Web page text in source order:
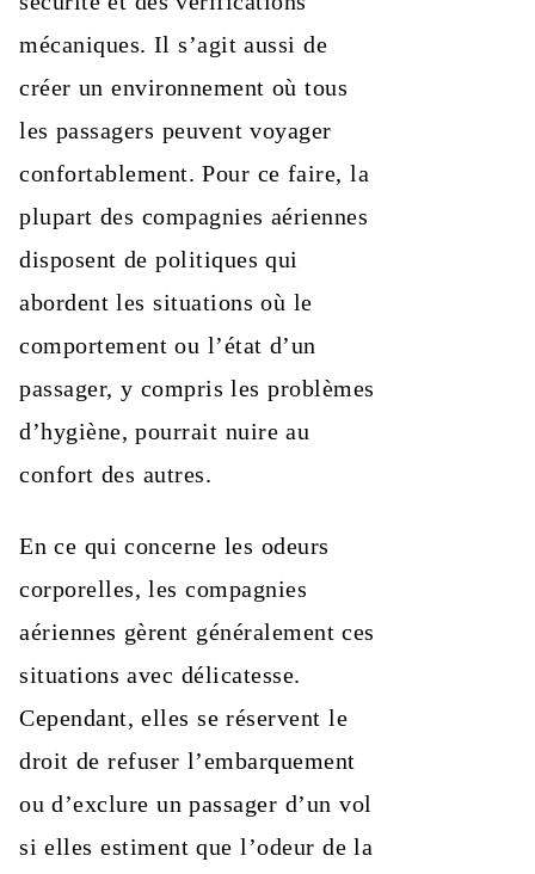
mécaniques. Il s’agit aussi de
créer un environnement où tous
les passagers peuvent voyager
confortablement. Pour ce faire, la
plupart des compagnies aériennes
disposent de politiques qui
abordent les situations où le
comportement ou l’état d’un
passager, y compris les problèmes
d’hygiène, pourrait nuire au
confort des autres.
En ce qui concerne les odeurs
corporelles, les compagnies
aériennes gèrent généralement ces
situations avec délicatesse.
Cependant, elles se réservent le
droit de refuser l’embarquement
ou d’exclure un passager d’un vol
si elles estiment que l’odeur de la